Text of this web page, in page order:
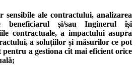
sensibile ale contractului, analizarea
și/sau Inginerul își
contractuale, a impactului asupra
a soluțiilor și măsurilor ce pot
pentru a gestiona cît mai eficient orice